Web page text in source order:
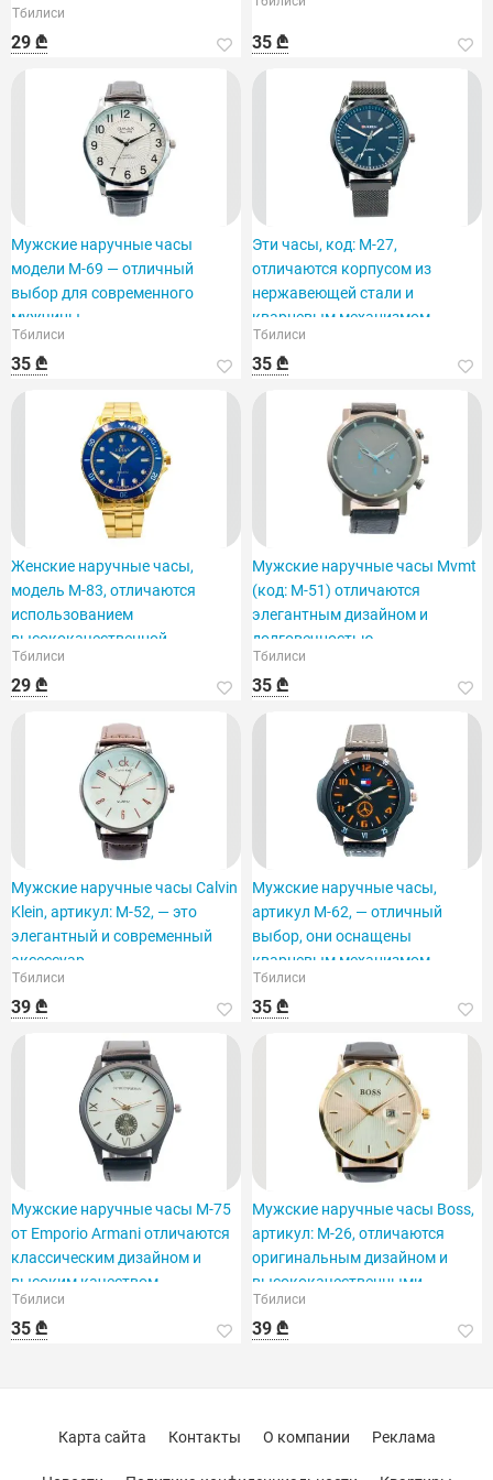
персонализации.
Тбилиси
29 ₾ 35 ₾
Мужские наручные часы
модели M-69 — отличный
выбор для современного
мужчины.
Тбилиси
35 ₾
Эти часы, код: M-27,
отличаются корпусом из
нержавеющей стали и
кварцевым механизмом.
Тбилиси
35 ₾
Женские наручные часы,
модель M-83, отличаются
использованием
высококачественной
нержавеющей стали.
Тбилиси
29 ₾
Мужские наручные часы Mvmt
(код: M-51) отличаются
элегантным дизайном и
долговечностью.
Тбилиси
35 ₾
Мужские наручные часы Calvin
Klein, артикул: M-52, — это
элегантный и современный
аксессуар.
Тбилиси
39 ₾
Мужские наручные часы,
артикул M-62, — отличный
выбор, они оснащены
кварцевым механизмом.
Тбилиси
35 ₾
Мужские наручные часы M-75
от Emporio Armani отличаются
классическим дизайном и
высоким качеством.
Тбилиси
35 ₾
Мужские наручные часы Boss,
артикул: M-26, отличаются
оригинальным дизайном и
высококачественными
материалами.
Тбилиси
39 ₾
Карта сайта Контакты О компании Реклама